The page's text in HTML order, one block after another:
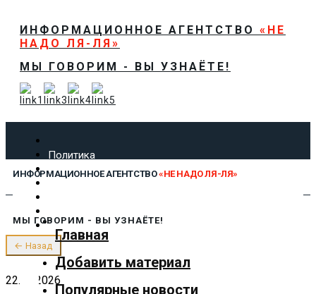
ИНФОРМАЦИОННОЕ АГЕНТСТВО «НЕ
НАДО ЛЯ-ЛЯ»
МЫ ГОВОРИМ - ВЫ УЗНАЁТЕ!
Политика
Экономика
Культура
Предложить новость
О нас
ИНФОРМАЦИОННОЕ АГЕНТСТВО«НЕ НАДО ЛЯ-ЛЯ»
Главная
Добавить материал
Популярные новости
МЫ ГОВОРИМ - ВЫ УЗНАЁТЕ!
← Назад
22.04.2026